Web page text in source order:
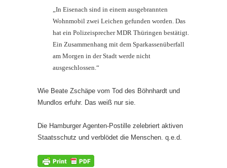
„In Eisenach sind in einem ausgebrannten
Wohnmobil zwei Leichen gefunden worden. Das
hat ein Polizeisprecher MDR Thüringen bestätigt.
Ein Zusammenhang mit dem Sparkassenüberfall
am Morgen in der Stadt werde nicht
ausgeschlossen.“
Wie Beate Zschäpe vom Tod des Böhnhardt und
Mundlos erfuhr. Das weiß nur sie.
Die Hamburger Agenten-Postille zelebriert aktiven
Staatsschutz und verblödet die Menschen. q.e.d.